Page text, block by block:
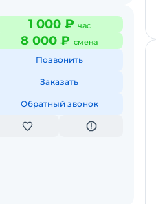
1 000 ₽ час
8 000 ₽ смена
Позвонить
Заказать
Обратный звонок